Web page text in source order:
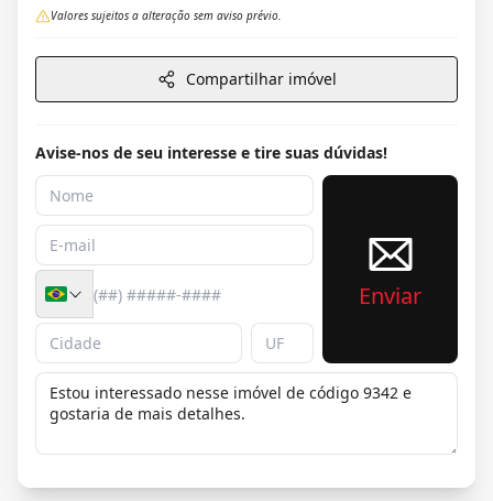
Valores sujeitos a alteração sem aviso prévio.
Compartilhar imóvel
Avise-nos de seu interesse e tire suas dúvidas!
Enviar